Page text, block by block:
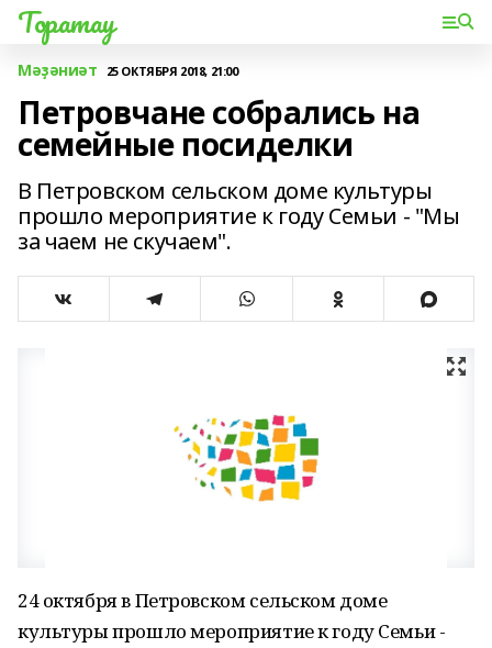
Торатау
Мәҙәниәт 25 ОКТЯБРЯ 2018, 21:00
Петровчане собрались на
семейные посиделки
В Петровском сельском доме культуры
прошло мероприятие к году Семьи - "Мы
за чаем не скучаем".
24 октября в Петровском сельском доме
культуры прошло мероприятие к году Семьи -